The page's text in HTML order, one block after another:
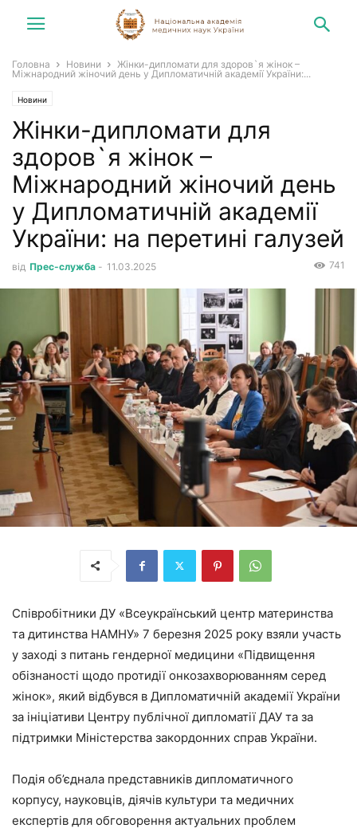
Головна Новини
Жінки-дипломати для здоров`я жінок –
Міжнародний жіночий день у Дипломатичній академії України:...
Новини
Жінки-дипломати для
здоров`я жінок –
Міжнародний жіночий день
у Дипломатичній академії
України: на перетині галузей
від Прес-служба - 11.03.2025 741
Співробітники ДУ «Всеукраїнський центр материнства
та дитинства НАМНУ» 7 березня 2025 року взяли участь
у заході з питань гендерної медицини «Підвищення
обізнаності щодо протидії онкозахворюванням серед
жінок», який відбувся в Дипломатичній академії України
за ініціативи Центру публічної дипломатії ДАУ та за
підтримки Міністерства закордонних справ України.
Подія об’єднала представників дипломатичного
корпусу, науковців, діячів культури та медичних
експертів для обговорення актуальних проблем